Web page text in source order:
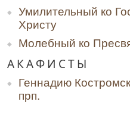
Умилительный ко
Христу
Молебный ко
АКАФИСТЫ
Геннадию
прп.